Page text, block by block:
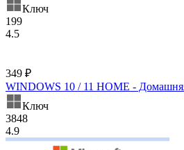
Ключ
199
4.5
349 ₽
WINDOWS 10 / 11 HOME -
Ключ
3848
4.9